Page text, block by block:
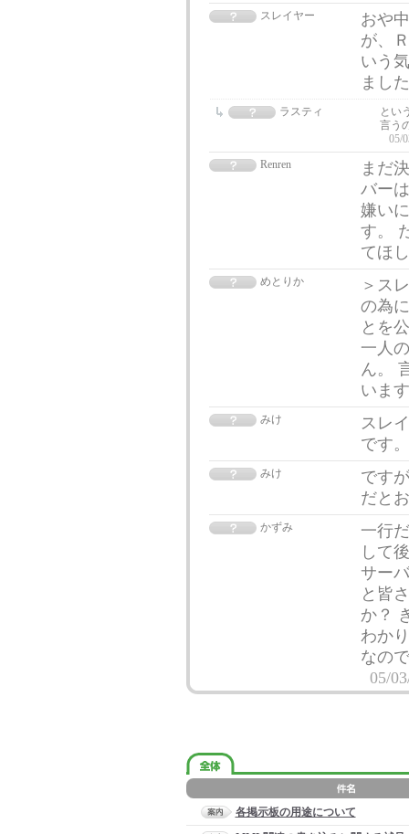
スレイヤー
おや
が、
いう
まし
ラスティ
とい
言う
05/
Renren
まだ
バー
嫌い
す。
てほ
めとりか
＞ス
の為
とを
一人
ん。
いま
みけ
スレ
です
みけ
です
だと
かずみ
一行
して
サー
と皆
か？
わか
なの
05/
各掲示板の用途について